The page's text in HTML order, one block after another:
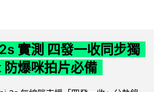
實測 四發一收同步獨
爆咪拍片必備